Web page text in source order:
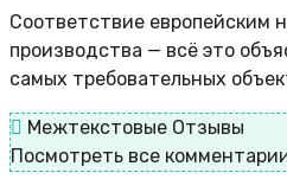
Соответствие европейским
производства — всё это
самых требовательных
Межтекстовые Отзывы
Посмотреть все